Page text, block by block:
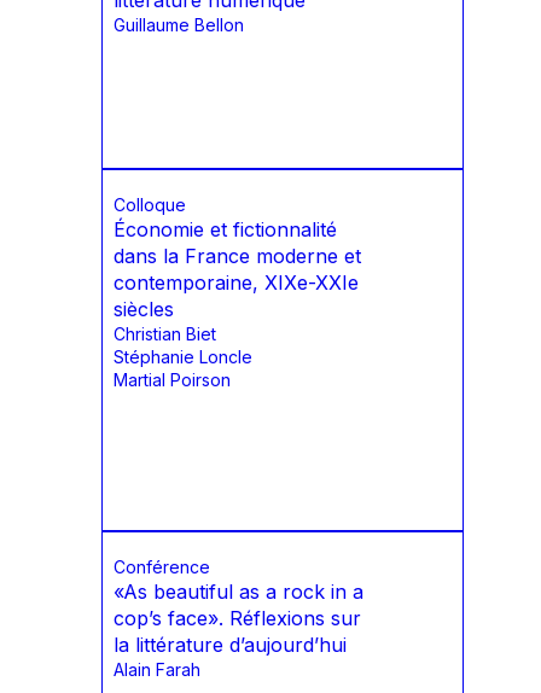
Guillaume Bellon
Colloque
Économie et fictionnalité
dans la France moderne et
contemporaine, XIXe-XXIe
siècles
Christian Biet
Stéphanie Loncle
Martial Poirson
Conférence
«As beautiful as a rock in a
cop’s face». Réflexions sur
la littérature d’aujourd’hui
Alain Farah